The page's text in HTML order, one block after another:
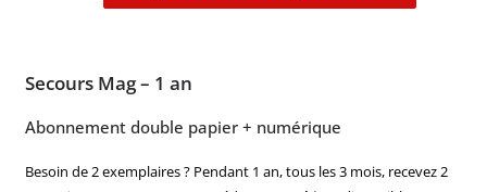
Secours Mag – 1 an
Abonnement double papier + numérique
Besoin de 2 exemplaires ? Pendant 1 an, tous les 3 mois, recevez 2